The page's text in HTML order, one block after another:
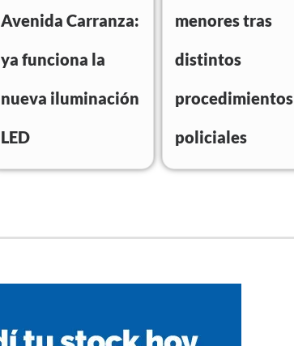
Avenida Carranza:
ya funciona la
nueva iluminación
LED
menores tras
distintos
procedimientos
policiales